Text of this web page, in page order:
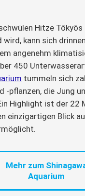
Hitze
wird, kann sich
angenehm
450
tummeln sich
-pflanzen, die Jung
Highlight ist der 22
einzigartigen Blick
Mehr zum
Aquarium